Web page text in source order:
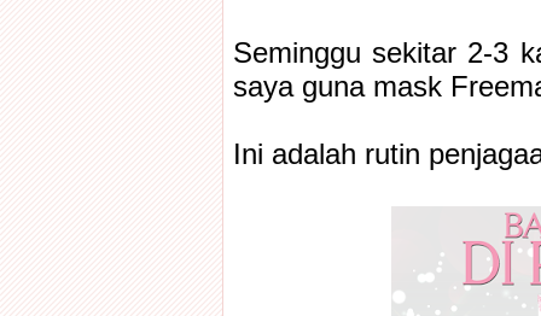
Seminggu sekitar 2-3
saya guna mask
Ini adalah rutin